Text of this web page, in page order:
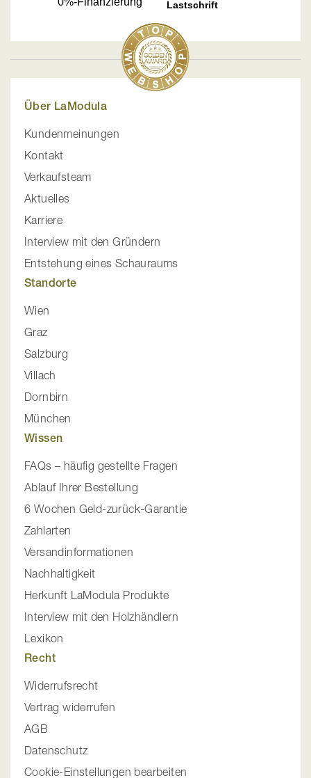
Über LaModula
Kundenmeinungen
Kontakt
Verkaufsteam
Aktuelles
Karriere
Interview mit den Gründern
Entstehung eines Schauraums
Standorte
Wien
Graz
Salzburg
Villach
Dornbirn
München
Wissen
FAQs – häufig gestellte Fragen
Ablauf Ihrer Bestellung
6 Wochen Geld-zurück-Garantie
Zahlarten
Versandinformationen
Nachhaltigkeit
Herkunft LaModula Produkte
Interview mit den Holzhändlern
Lexikon
Recht
Widerrufsrecht
Vertrag widerrufen
AGB
Datenschutz
Cookie-Einstellungen bearbeiten